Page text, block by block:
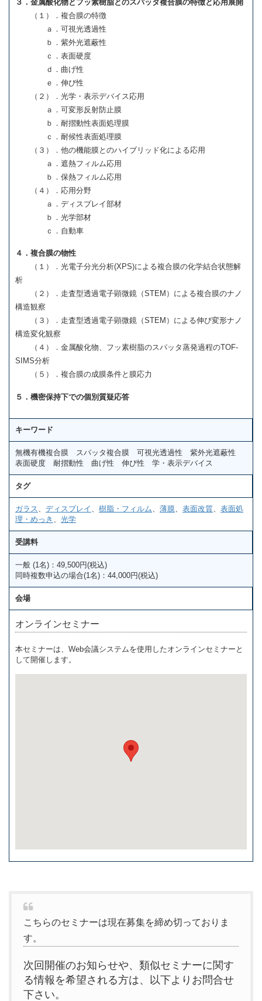
３．金属酸化物とフッ素樹脂とのスパッタ複合膜の特徴と応用展開
（１）．複合膜の特徴
ａ．可視光透過性
ｂ．紫外光遮蔽性
ｃ．表面硬度
ｄ．曲げ性
ｅ．伸び性
（２）．光学・表示デバイス応用
ａ．可変形反射防止膜
ｂ．耐摺動性表面処理膜
ｃ．耐候性表面処理膜
（３）．他の機能膜とのハイブリッド化による応用
ａ．遮熱フィルム応用
ｂ．保熱フィルム応用
（４）．応用分野
ａ．ディスプレイ部材
ｂ．光学部材
ｃ．自動車
４．複合膜の物性
（１）．光電子分光分析(XPS)による複合膜の化学結合状態解
析
（２）．走査型透過電子顕微鏡（STEM）による複合膜のナノ
構造観察
（３）．走査型透過電子顕微鏡（STEM）による伸び変形ナノ
構造変化観察
（４）．金属酸化物、フッ素樹脂のスパッタ蒸発過程のTOF-
SIMS分析
（５）．複合膜の成膜条件と膜応力
５．機密保持下での個別質疑応答
キーワード
無機有機複合膜 スパッタ複合膜 可視光透過性 紫外光遮蔽性
表面硬度 耐摺動性 曲げ性 伸び性 学・表示デバイス
タグ
ガラス、 ディスプレイ 、 樹脂・フィルム、 薄膜、 表面改質、 表面処
理・めっき 、 光学
受講料
一般 (1名)：49,500円(税込)
同時複数申込の場合(1名)：44,000円(税込)
会場
オンラインセミナー
本セミナーは、Web会議システムを使用したオンラインセミナーと
して開催します。
こちらのセミナーは現在募集を締め切っておりま
す。
次回開催のお知らせや、類似セミナーに関す
る情報を希望される方は、以下よりお問合せ
下さい。